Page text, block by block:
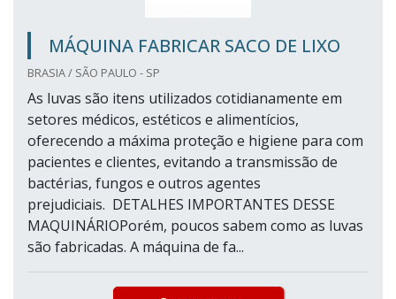
MÁQUINA FABRICAR SACO DE LIXO
BRASIA / SÃO PAULO - SP
As luvas são itens utilizados cotidianamente em
setores médicos, estéticos e alimentícios,
oferecendo a máxima proteção e higiene para com
pacientes e clientes, evitando a transmissão de
bactérias, fungos e outros agentes
prejudiciais. DETALHES IMPORTANTES DESSE
MAQUINÁRIOPorém, poucos sabem como as luvas
são fabricadas. A máquina de fa...